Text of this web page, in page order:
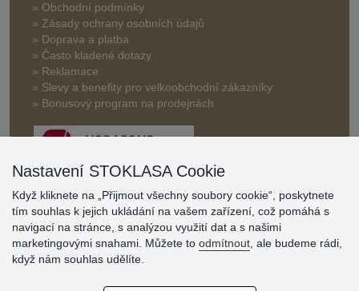
» Obchodní podmínky
» Zásady ochrany osobních údajů
» Doprava a platba
» Často kladené dotazy
» Reklamace
» Slevy a benefity pro velkoobchodní zákazníky
» Bonusový program na prodejnách
Hodnocení
zákazníků
Super obchod, kvalitní zboží za slušné ceny. Vřele
Nastavení STOKLASA Cookie
Když kliknete na „Přijmout všechny soubory cookie“, poskytnete
tím souhlas k jejich ukládání na vašem zařízení, což pomáhá s
navigací na stránce, s analýzou využití dat a s našimi
marketingovými snahami. Můžete to odmítnout , ale budeme rádi,
když nám souhlas udělíte.